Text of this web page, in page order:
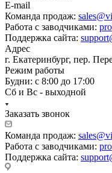
E-mail
Команда продаж:
Работа с заводчиками:
Поддержка сайта:
Адрес
г. Екатеринбург, пер.
Режим работы
Будни: с 8:00 до 17:00
Сб и Вс - выходной
Заказать звонок
Команда продаж:
Работа с заводчиками:
Поддержка сайта: